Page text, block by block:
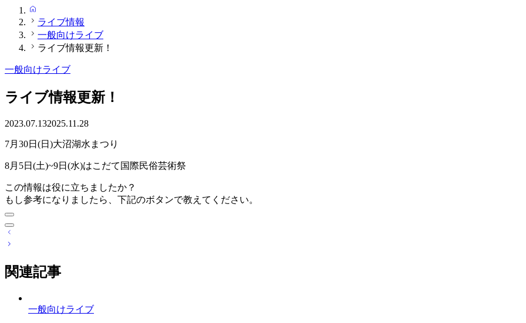
ライブ情報
一般向けライブ
ライブ情報更新！
一般向けライブ
ライブ情報更新！
2023.07.132025.11.28
7月30日(日)大沼湖水まつり
8月5日(土)~9日(水)はこだて国際民俗芸術祭
この情報は役に立ちましたか？
もし参考になりましたら、下記のボタンで教えてください。
投
稿
ビ
ゲ
関連記事
一般向けライブ